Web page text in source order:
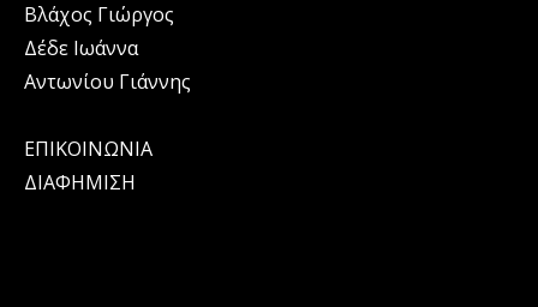
Βλάχος Γιώργος
Δέδε Ιωάννα
Αντωνίου Γιάννης
ΕΠΙΚΟΙΝΩΝΙΑ
ΔΙΑΦΗΜΙΣΗ